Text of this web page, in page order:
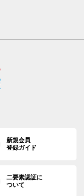
新規会員
登録ガイド
二要素認証に
ついて